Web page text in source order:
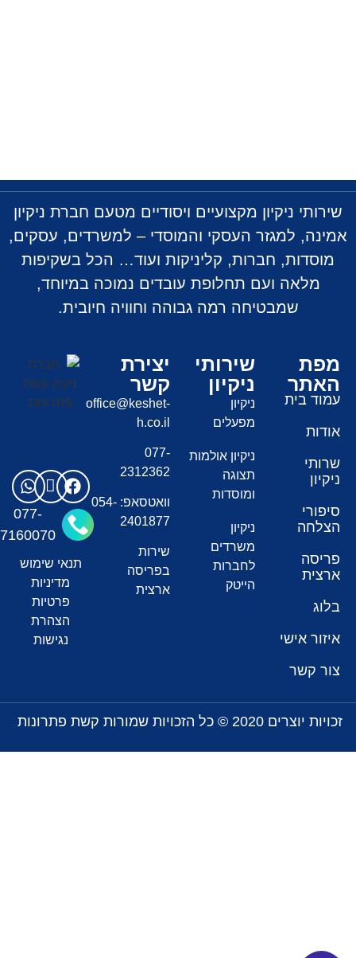
שירותי ניקיון מקצועיים ויסודיים מטעם חברת ניקיון
אמינה, למגזר העסקי והמוסדי – למשרדים, עסקים,
מוסדות, חברות, קליניקות ועוד… הכל בשקיפות
מלאה ועם תחלופת עובדים נמוכה במיוחד,
שמבטיחה רמה גבוהה וחוויה חיובית.
מפת
האתר
עמוד בית
אודות
שרותי
ניקיון
סיפורי
הצלחה
פריסה
ארצית
בלוג
איזור אישי
צור קשר
שירותי
ניקיון
ניקיון
מפעלים
ניקיון אולמות
תצוגה
ומוסדות
ניקיון
משרדים
לחברות
הייטק
יצירת
קשר
office@keshet-
h.co.il
077-
2312362
וואטסאפ: 054-
2401877
שירות
בפריסה
ארצית
077-
7160070
תנאי שימוש
מדיניות
פרטיות
הצהרת
נגישות
זכויות יוצרים 2020 © כל הזכויות שמורות קשת פתרונות